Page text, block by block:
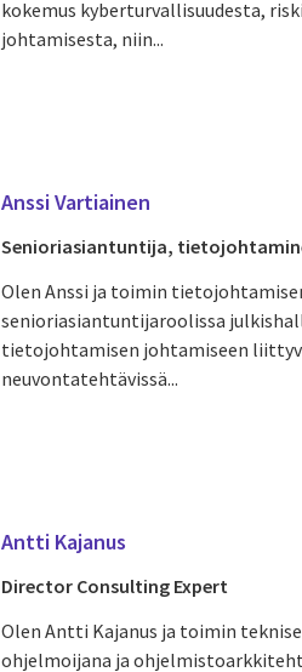
kokemus kyberturvallisuudesta,
johtamisesta, niin...
Anssi Vartiainen
Senioriasiantuntija,
Olen Anssi ja toimin
senioriasiantuntijaroolissa
tietojohtamisen johtamiseen
neuvontatehtävissä...
Antti Kajanus
Director Consulting Expert
Olen Antti Kajanus ja toimin
ohjelmoijana ja